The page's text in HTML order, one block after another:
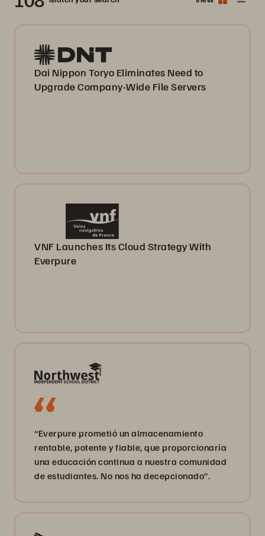
Dai Nippon Toryo Eliminates Need to
Upgrade Company-Wide File Servers
VNF Launches Its Cloud Strategy With
Everpure
“Everpure prometió un almacenamiento
rentable, potente y fiable, que proporcionaría
una educación continua a nuestra comunidad
de estudiantes. No nos ha decepcionado”.